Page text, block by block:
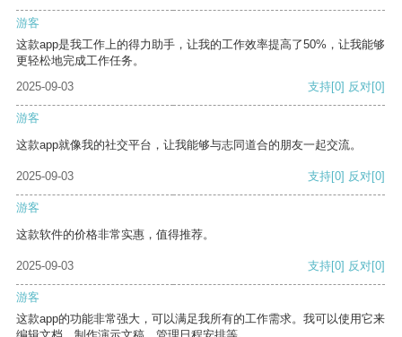
游客
这款app是我工作上的得力助手，让我的工作效率提高了50%，让我能够
更轻松地完成工作任务。
2025-09-03
支持[0] 反对[0]
游客
这款app就像我的社交平台，让我能够与志同道合的朋友一起交流。
2025-09-03 支持[0] 反对[0]
游客
这款软件的价格非常实惠，值得推荐。
2025-09-03 支持[0] 反对[0]
游客
这款app的功能非常强大，可以满足我所有的工作需求。我可以使用它来